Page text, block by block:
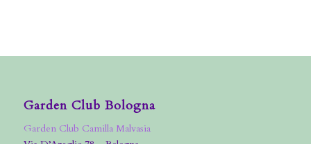
Garden Club Bologna
Garden Club Camilla Malvasia